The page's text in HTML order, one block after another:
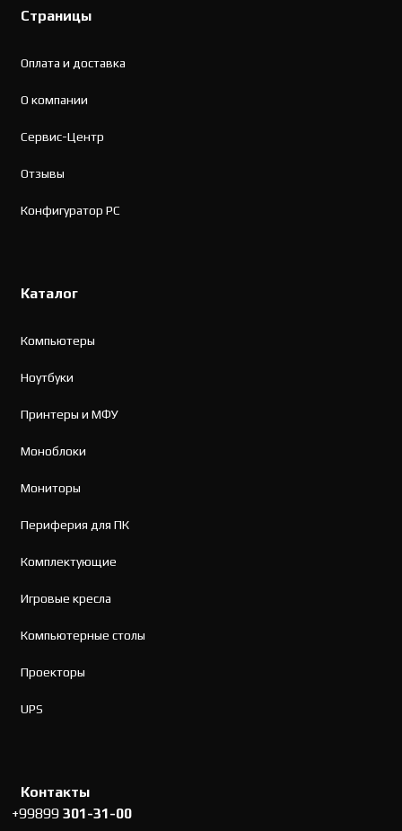
Страницы
Оплата и доставка
О компании
Сервис-Центр
Отзывы
Конфигуратор PC
Каталог
Компьютеры
Ноутбуки
Принтеры и МФУ
Моноблоки
Мониторы
Периферия для ПК
Комплектующие
Игровые кресла
Компьютерные столы
Проекторы
UPS
Контакты
+99899301-31-00